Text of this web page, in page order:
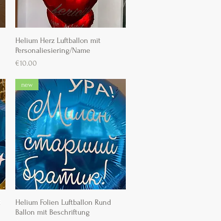
Schnellansicht
Helium Herz Luftballon mit
Personaliesiering/Name
Preis
€10.00
Schnellansicht
new
Helium Folien Luftballon Rund
Ballon mit Beschriftung